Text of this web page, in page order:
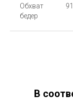
Обхват
бедер
В